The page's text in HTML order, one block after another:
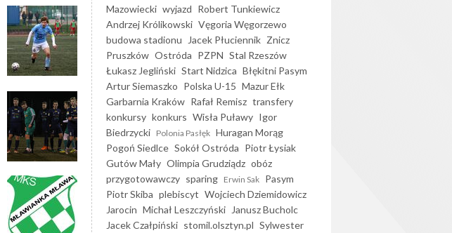
Mazowiecki wyjazd Robert Tunkiewicz
Andrzej Królikowski Vęgoria Węgorzewo
budowa stadionu
Jacek Płuciennik Znicz
Pruszków Ostróda PZPN Stal Rzeszów
Łukasz Jegliński Start Nidzica Błękitni Pasym
Artur Siemaszko Polska U-15 Mazur Ełk
Garbarnia Kraków Rafał Remisz transfery
konkursy konkurs Wisła Puławy Igor
Biedrzycki Polonia Pasłęk Huragan Morąg
Pogoń Siedlce Sokół Ostróda Piotr Łysiak
Gutów Mały Olimpia Grudziądz obóz
przygotowawczy sparing Erwin Sak Pasym
Piotr Skiba plebiscyt Wojciech Dziemidowicz
Jarocin Michał Leszczyński
Janusz Bucholc
Jacek Czałpiński stomil.olsztyn.pl Sylwester